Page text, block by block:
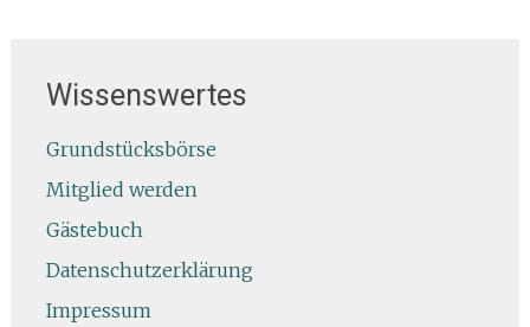
Wissenswertes
Grundstücksbörse
Mitglied werden
Gästebuch
Datenschutzerklärung
Impressum